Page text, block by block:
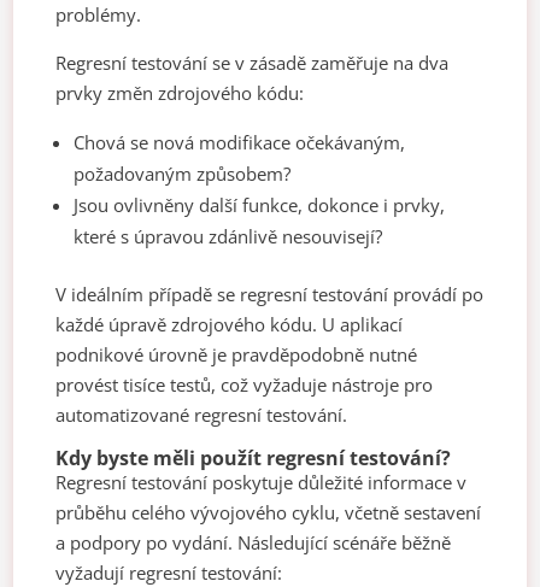
problémy.
Regresní testování se v zásadě zaměřuje na dva
prvky změn zdrojového kódu:
Chová se nová modifikace očekávaným,
požadovaným způsobem?
Jsou ovlivněny další funkce, dokonce i prvky,
které s úpravou zdánlivě nesouvisejí?
V ideálním případě se regresní testování provádí po
každé úpravě zdrojového kódu. U aplikací
podnikové úrovně je pravděpodobně nutné
provést tisíce testů, což vyžaduje nástroje pro
automatizované regresní testování.
Kdy byste měli použít regresní testování?
Regresní testování poskytuje důležité informace v
průběhu celého vývojového cyklu, včetně sestavení
a podpory po vydání. Následující scénáře běžně
vyžadují regresní testování: